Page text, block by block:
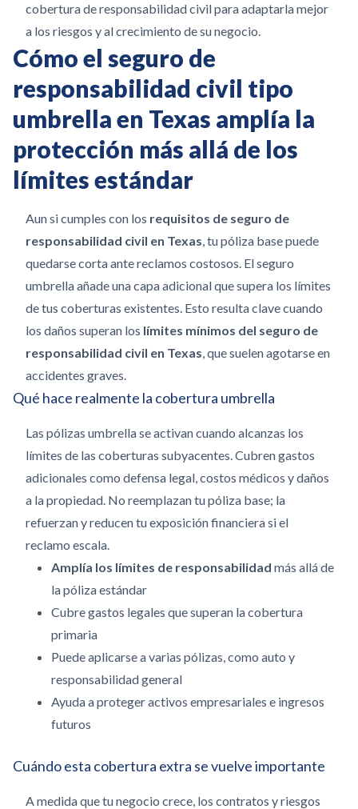
cobertura de responsabilidad civil para adaptarla mejor
a los riesgos y al crecimiento de su negocio.
Cómo el seguro de
responsabilidad civil tipo
umbrella en Texas amplía la
protección más allá de los
límites estándar
Aun si cumples con los requisitos de seguro de
responsabilidad civil en Texas, tu póliza base puede
quedarse corta ante reclamos costosos. El seguro
umbrella añade una capa adicional que supera los límites
de tus coberturas existentes. Esto resulta clave cuando
los daños superan los límites mínimos del seguro de
responsabilidad civil en Texas, que suelen agotarse en
accidentes graves.
Qué hace realmente la cobertura umbrella
Las pólizas umbrella se activan cuando alcanzas los
límites de las coberturas subyacentes. Cubren gastos
adicionales como defensa legal, costos médicos y daños
a la propiedad. No reemplazan tu póliza base; la
refuerzan y reducen tu exposición financiera si el
reclamo escala.
Amplía los límites de responsabilidad más allá de
la póliza estándar
Cubre gastos legales que superan la cobertura
primaria
Puede aplicarse a varias pólizas, como auto y
responsabilidad general
Ayuda a proteger activos empresariales e ingresos
futuros
Cuándo esta cobertura extra se vuelve importante
A medida que tu negocio crece, los contratos y riesgos